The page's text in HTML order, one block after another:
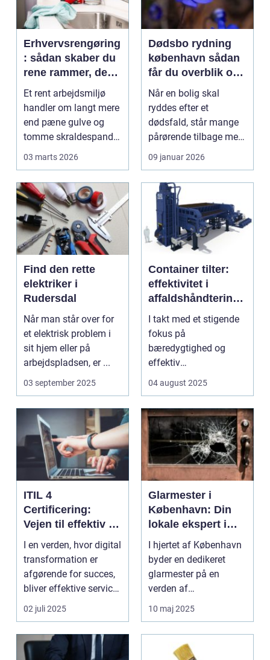
Erhvervsrengøring
: sådan skaber du
rene rammer, der
kan mærkes på
bundlinjen
Et rent arbejdsmiljø
handler om langt mere
end pæne gulve og
tomme skraldespande.
Reng&...
03 marts 2026
Dødsbo rydning
københavn sådan
får du overblik og
professionel hjælp
Når en bolig skal
ryddes efter et
dødsfald, står mange
pårørende tilbage med
en stor praktisk
09 januar 2026
Find den rette
elektriker i
Rudersdal
Når man står over for
et elektrisk problem i
sit hjem eller på
arbejdspladsen, er ...
03 september 2025
Container tilter:
effektivitet i
affaldshåndtering
og
ressourcegenanve
ndelse
I takt med et stigende
fokus på
bæredygtighed og
effektiv
ressourceudnyttelse
04 august 2025
ITIL 4
Certificering:
Vejen til effektiv IT-
service
management
I en verden, hvor digital
transformation er
afgørende for succes,
bliver effektive service
ma...
02 juli 2025
Glarmester i
København: Din
lokale ekspert i
glasløsninger
I hjertet af København
byder en dedikeret
glarmester på en
verden af
glasløsning...
10 maj 2025